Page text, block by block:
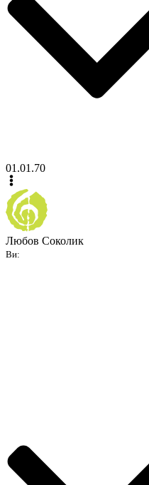
01.01.70
Любов Соколик
Ви: